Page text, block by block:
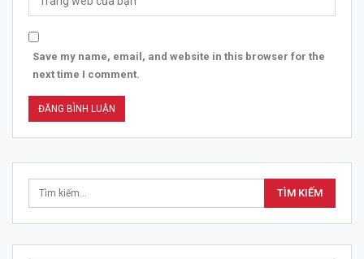
Save my name, email, and website in this browser for the
next time I comment.